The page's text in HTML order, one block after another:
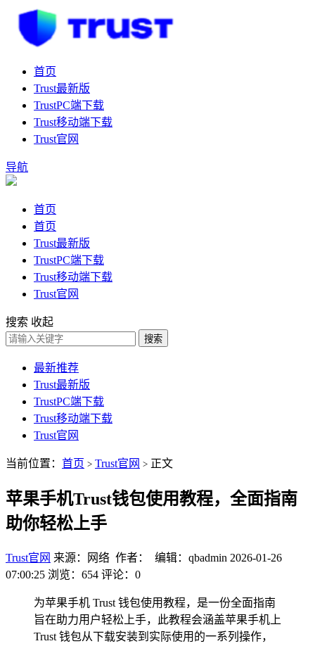
首页
Trust最新版
TrustPC端下载
Trust移动端下载
Trust官网
导航
首页
首页
Trust最新版
TrustPC端下载
Trust移动端下载
Trust官网
搜索 收起
搜索
最新推荐
Trust最新版
TrustPC端下载
Trust移动端下载
Trust官网
当前位置： 首页 > Trust官网 > 正文
苹果手机Trust钱包使用教程，全面指南
助你轻松上手
Trust官网 来源：网络 作者： 编辑：qbadmin 2026-01-26
07:00:25 浏览：654 评论：0
为苹果手机 Trust 钱包使用教程，是一份全面指南
旨在助力用户轻松上手，此教程会涵盖苹果手机上
Trust 钱包从下载安装到实际使用的一系列操作，